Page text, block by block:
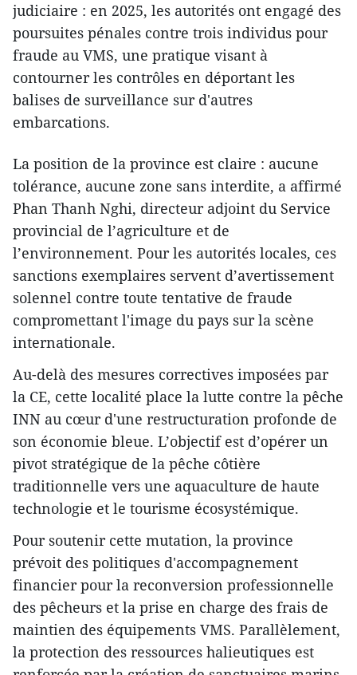
judiciaire : en 2025, les autorités ont engagé des
poursuites pénales contre trois individus pour
fraude au VMS, une pratique visant à
contourner les contrôles en déportant les
balises de surveillance sur d'autres
embarcations.
La position de la province est claire : aucune
tolérance, aucune zone sans interdite, a affirmé
Phan Thanh Nghi, directeur adjoint du Service
provincial de l’agriculture et de
l’environnement. Pour les autorités locales, ces
sanctions exemplaires servent d’avertissement
solennel contre toute tentative de fraude
compromettant l'image du pays sur la scène
internationale.
Au-delà des mesures correctives imposées par
la CE, cette localité place la lutte contre la pêche
INN au cœur d'une restructuration profonde de
son économie bleue. L’objectif est d’opérer un
pivot stratégique de la pêche côtière
traditionnelle vers une aquaculture de haute
technologie et le tourisme écosystémique.
Pour soutenir cette mutation, la province
prévoit des politiques d'accompagnement
financier pour la reconversion professionnelle
des pêcheurs et la prise en charge des frais de
maintien des équipements VMS. Parallèlement,
la protection des ressources halieutiques est